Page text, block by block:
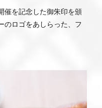
催を記念した御朱印を頒
のロゴをあしらった、フ